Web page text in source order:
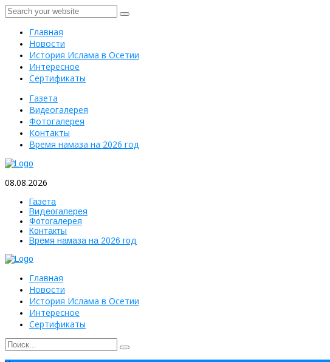
Главная
Новости
История Ислама в Осетии
Интересное
Сертификаты
Газета
Видеогалерея
Фотогалерея
Контакты
Время намаза на 2026 год
08.08.2026
Газета
Видеогалерея
Фотогалерея
Контакты
Время намаза на 2026 год
Главная
Новости
История Ислама в Осетии
Интересное
Сертификаты